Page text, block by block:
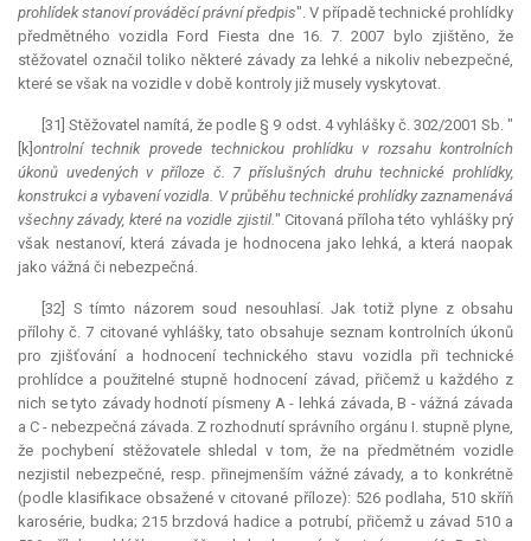
prohlídek stanoví prováděcí právní předpis". V případě technické prohlídky
předmětného vozidla Ford Fiesta dne 16. 7. 2007 bylo zjištěno, že
stěžovatel označil toliko některé závady za lehké a nikoliv nebezpečné,
které se však na vozidle v době kontroly již musely vyskytovat.
[31] Stěžovatel namítá, že podle § 9 odst. 4 vyhlášky č. 302/2001 Sb. "
[k] ontrolní technik provede technickou prohlídku v rozsahu kontrolních
úkonů uvedených v příloze č. 7 příslušných druhu technické prohlídky,
konstrukci a vybavení vozidla. V průběhu technické prohlídky zaznamenává
všechny závady, které na vozidle zjistil." Citovaná příloha této vyhlášky prý
však nestanoví, která závada je hodnocena jako lehká, a která naopak
jako vážná či nebezpečná.
[32] S tímto názorem soud nesouhlasí. Jak totiž plyne z obsahu
přílohy č. 7 citované vyhlášky, tato obsahuje seznam kontrolních úkonů
pro zjišťování a hodnocení technického stavu vozidla při technické
prohlídce a použitelné stupně hodnocení závad, přičemž u každého z
nich se tyto závady hodnotí písmeny A - lehká závada, B - vážná závada
a C - nebezpečná závada. Z rozhodnutí správního orgánu I. stupně plyne,
že pochybení stěžovatele shledal v tom, že na předmětném vozidle
nezjistil nebezpečné, resp. přinejmenším vážné závady, a to konkrétně
(podle klasifikace obsažené v citované příloze): 526 podlaha, 510 skříň
karosérie, budka; 215 brzdová hadice a potrubí, přičemž u závad 510 a